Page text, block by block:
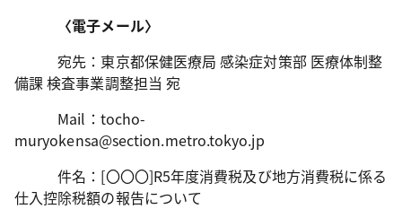
〈電子メール〉
宛先：東京都保健医療局 感染症対策部 医療体制整
備課 検査事業調整担当 宛
Mail：tocho-
muryokensa@section.metro.tokyo.jp
件名：[〇〇〇]R5年度消費税及び地方消費税に係る
仕入控除税額の報告について